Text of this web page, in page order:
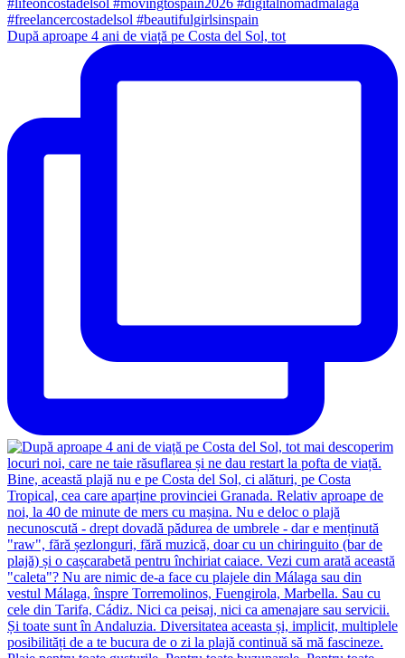
După aproape 4 ani de viață pe Costa del Sol, tot